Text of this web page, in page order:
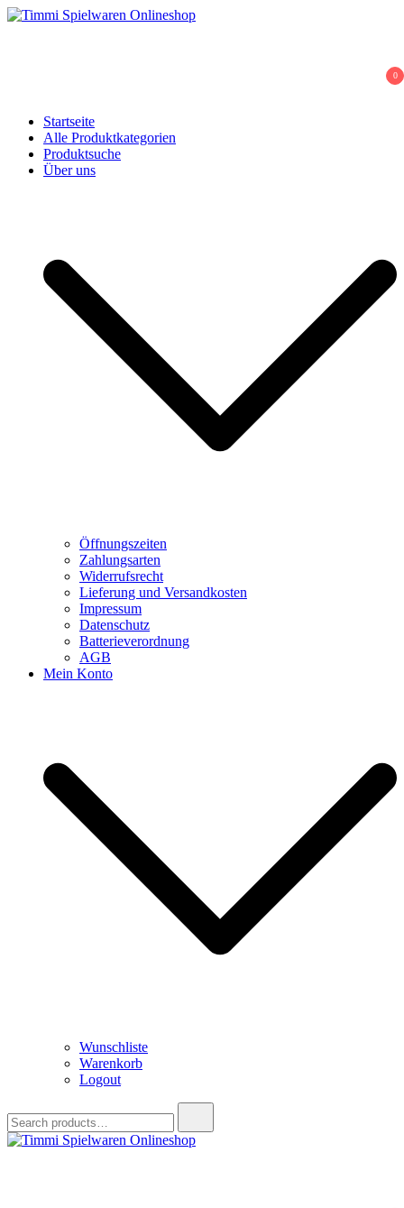
Skip
0
Startseite
Alle Produktkategorien
Produktsuche
Über uns
Öffnungszeiten
Zahlungsarten
Widerrufsrecht
Lieferung und Versandkosten
Impressum
Datenschutz
Batterieverordnung
AGB
Mein Konto
Wunschliste
Warenkorb
Logout
for: